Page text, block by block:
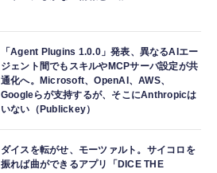
「Agent Plugins 1.0.0」発表、異なるAIエー
ジェント間でもスキルやMCPサーバ設定が共
通化へ。Microsoft、OpenAI、AWS、
Googleらが支持するが、そこにAnthropicは
いない（Publickey）
ダイスを転がせ、モーツァルト。サイコロを
振れば曲ができるアプリ「DICE THE